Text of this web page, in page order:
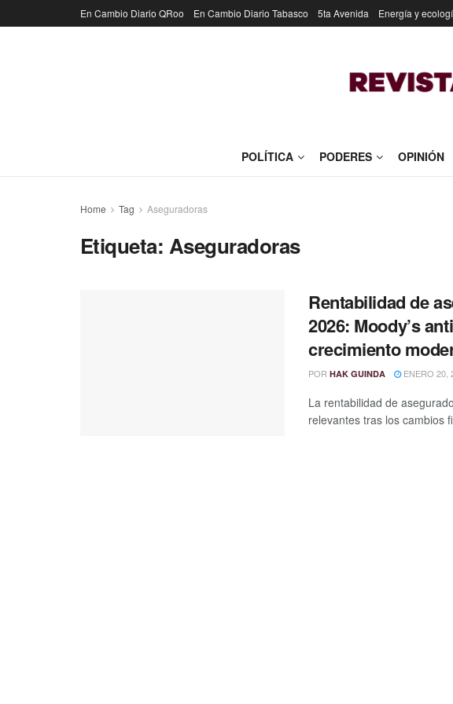
En Cambio Diario QRoo En Cambio Diario Tabasco 5ta Avenida Energía y
POLÍTICA PODERES OPINIÓN
Home Tag Aseguradoras
Etiqueta: Aseguradoras
Rentabilidad de
2026: Moody’s
crecimiento
POR HAK GUINDA ENERO 20,
La rentabilidad de
relevantes tras los cambios